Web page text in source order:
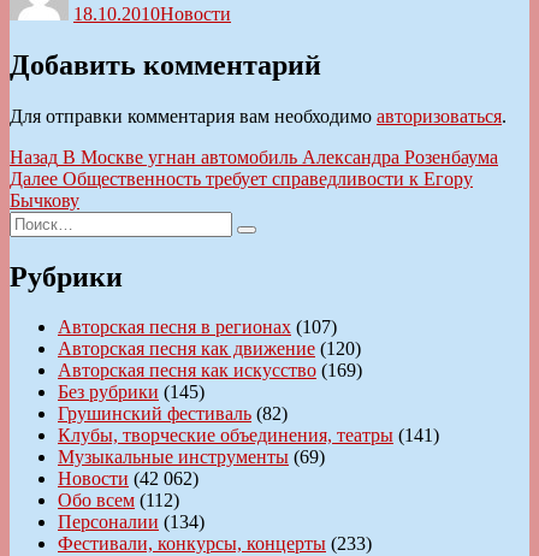
18.10.2010Новости
Добавить комментарий
Для отправки комментария вам необходимо авторизоваться.
Навигация
по
записям
Назад Предыдущая
запись:
В Москве угнан автомобиль Александра Розенбаума
Далее Следующая
запись:
Общественность требует справедливости к Егору
Бычкову
Искать:
Поиск
Рубрики
Авторская песня в регионах (107)
Авторская песня как движение (120)
Авторская песня как искусство (169)
Без рубрики (145)
Грушинский фестиваль (82)
Клубы, творческие объединения, театры (141)
Музыкальные инструменты (69)
Новости (42 062)
Обо всем (112)
Персоналии (134)
Фестивали, конкурсы, концерты (233)